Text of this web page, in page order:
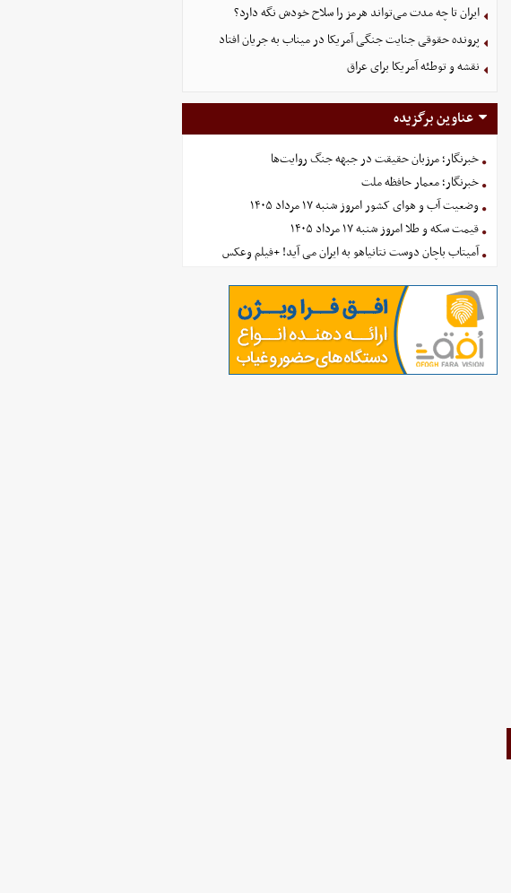
ایران تا چه مدت می‌تواند هرمز را سلاح خودش نگه دارد؟
پرونده حقوقی جنایت جنگی آمریکا در میناب به جریان افتاد
نقشه و توطئه آمریکا برای عراق
عناوین برگزیده
خبرنگار؛ مرزبان حقیقت در جبهه جنگ روایت‌ها
خبرنگار؛ معمار حافظه ملت
وضعیت آب و هوای کشور امروز شنبه ۱۷ مرداد ۱۴۰۵
قیمت سکه و طلا امروز شنبه ۱۷ مرداد ۱۴۰۵
آمیتاب باچان دوست نتانیاهو به ایران می آید! +فیلم وعکس